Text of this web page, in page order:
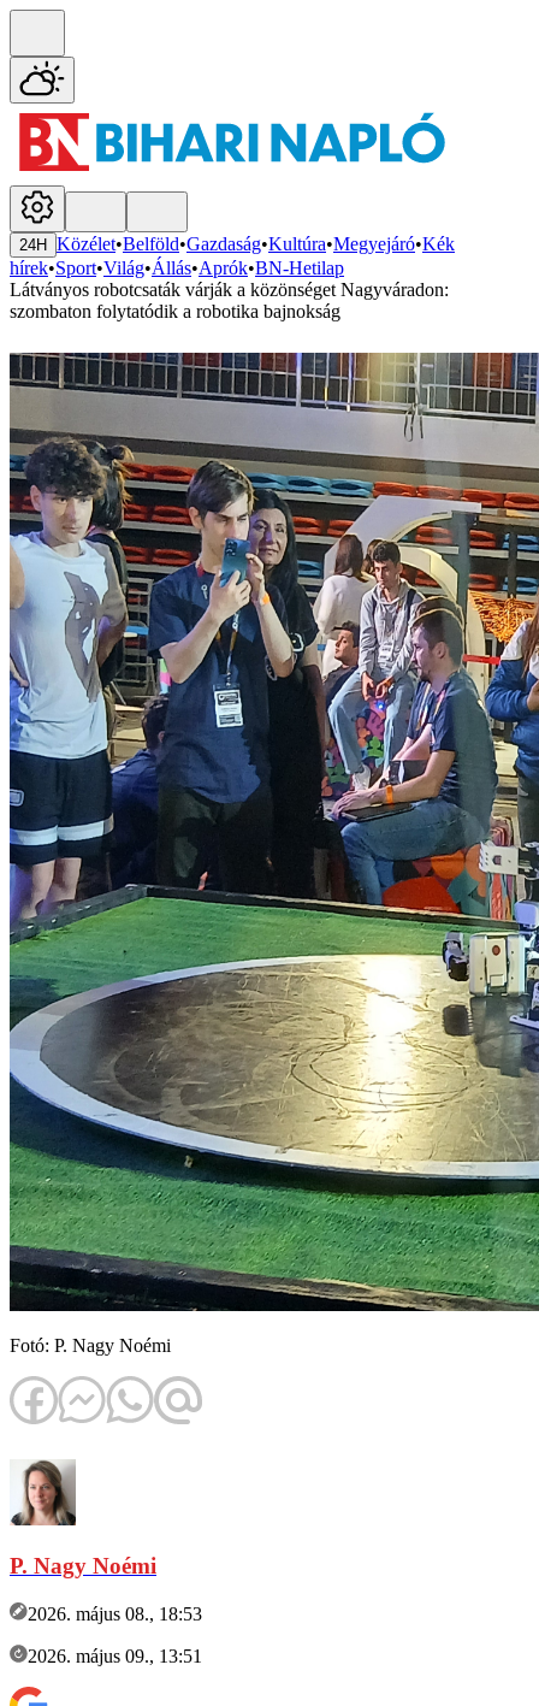
24H Közélet•Belföld•Gazdaság•Kultúra•Megyejáró•Kék
hírek•Sport•Világ•Állás•Aprók•BN-Hetilap
Látványos robotcsaták várják a közönséget Nagyváradon:
szombaton folytatódik a robotika bajnokság
Fotó: P. Nagy Noémi
P. Nagy Noémi
2026. május 08., 18:53
2026. május 09., 13:51